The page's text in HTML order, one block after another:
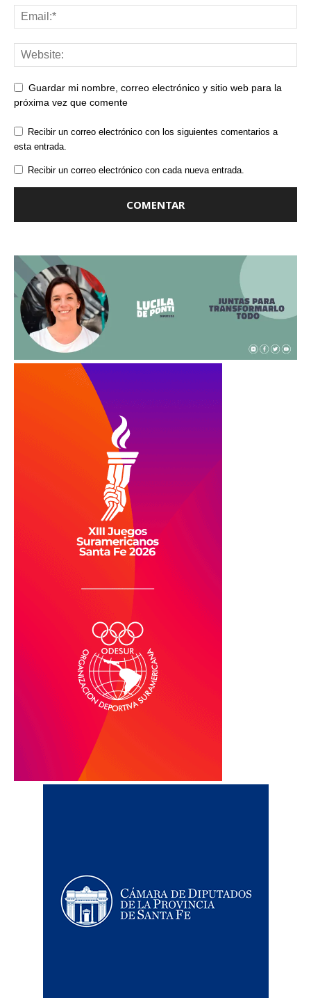
Guardar mi nombre, correo electrónico y sitio web para la
próxima vez que comente
Recibir un correo electrónico con los siguientes comentarios a
esta entrada.
Recibir un correo electrónico con cada nueva entrada.